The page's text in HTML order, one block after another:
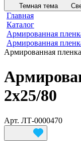
Темная тема
Главная
Каталог
Армированная
Армированная
Армированная
2х25/80
Арт. ЛТ-0000470